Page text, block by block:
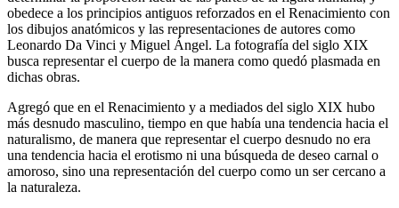
obedece a los principios antiguos reforzados en el Renacimiento con
los dibujos anatómicos y las representaciones de autores como
Leonardo Da Vinci y Miguel Ángel. La fotografía del siglo XIX
busca representar el cuerpo de la manera como quedó plasmada en
dichas obras.
Agregó que en el Renacimiento y a mediados del siglo XIX hubo
más desnudo masculino, tiempo en que había una tendencia hacia el
naturalismo, de manera que representar el cuerpo desnudo no era
una tendencia hacia el erotismo ni una búsqueda de deseo carnal o
amoroso, sino una representación del cuerpo como un ser cercano a
la naturaleza.